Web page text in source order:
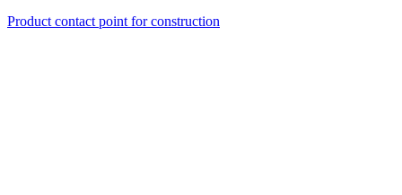
Product contact point for construction